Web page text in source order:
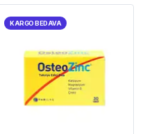
KARGO BEDAVA